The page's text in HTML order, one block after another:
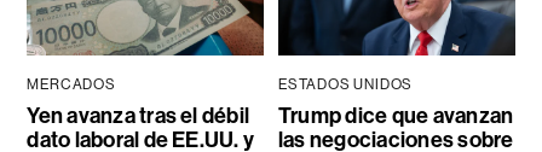
MERCADOS
Yen avanza tras el débil
dato laboral de EE.UU. y
ESTADOS UNIDOS
Trump dice que avanzan
las negociaciones sobre